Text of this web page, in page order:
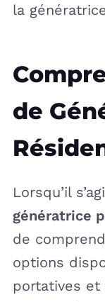
la
de
Lorsqu’il
génératrice
de
options
portatives et